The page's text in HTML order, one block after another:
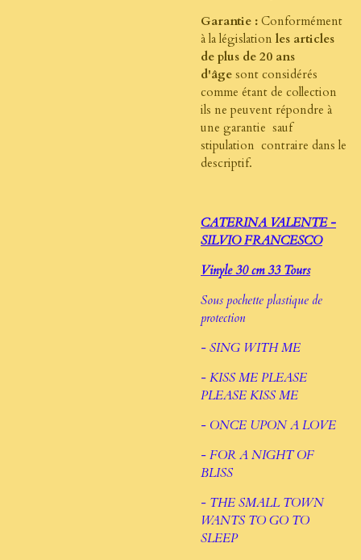
Garantie : Conformément
à la législation les articles
de plus de 20 ans
d'âge sont considérés
comme étant de collection
ils ne peuvent répondre à
une garantie sauf
stipulation contraire dans le
descriptif.
CATERINA VALENTE -
SILVIO FRANCESCO
Vinyle 30 cm 33 Tours
Sous pochette plastique de
protection
- SING WITH ME
- KISS ME PLEASE
PLEASE KISS ME
- ONCE UPON A LOVE
- FOR A NIGHT OF
BLISS
- THE SMALL TOWN
WANTS TO GO TO
SLEEP